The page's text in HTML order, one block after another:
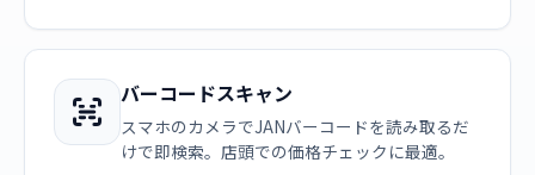
バーコードスキャン
スマホのカメラでJANバーコードを読み取るだ
けで即検索。店頭での価格チェックに最適。